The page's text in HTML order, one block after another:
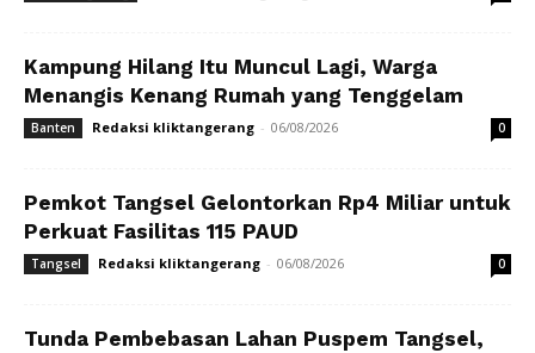
Kampung Hilang Itu Muncul Lagi, Warga
Menangis Kenang Rumah yang Tenggelam
Banten Redaksi kliktangerang - 06/08/2026 0
Pemkot Tangsel Gelontorkan Rp4 Miliar untuk
Perkuat Fasilitas 115 PAUD
Tangsel Redaksi kliktangerang - 06/08/2026 0
Tunda Pembebasan Lahan Puspem Tangsel,